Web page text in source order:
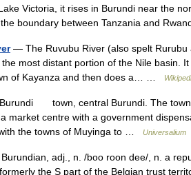
Victoria, it rises in Burundi near the
boundary between Tanzania and
— The Ruvubu River (also spelt Rurubu
most distant portion of the Nile basin.
of Kayanza and then does a… …
town, central Burundi. The
market centre with a government
the towns of Muyinga to …
Universalium
adj., n. /boo roon dee/, n. a
the S part of the Belgian trust